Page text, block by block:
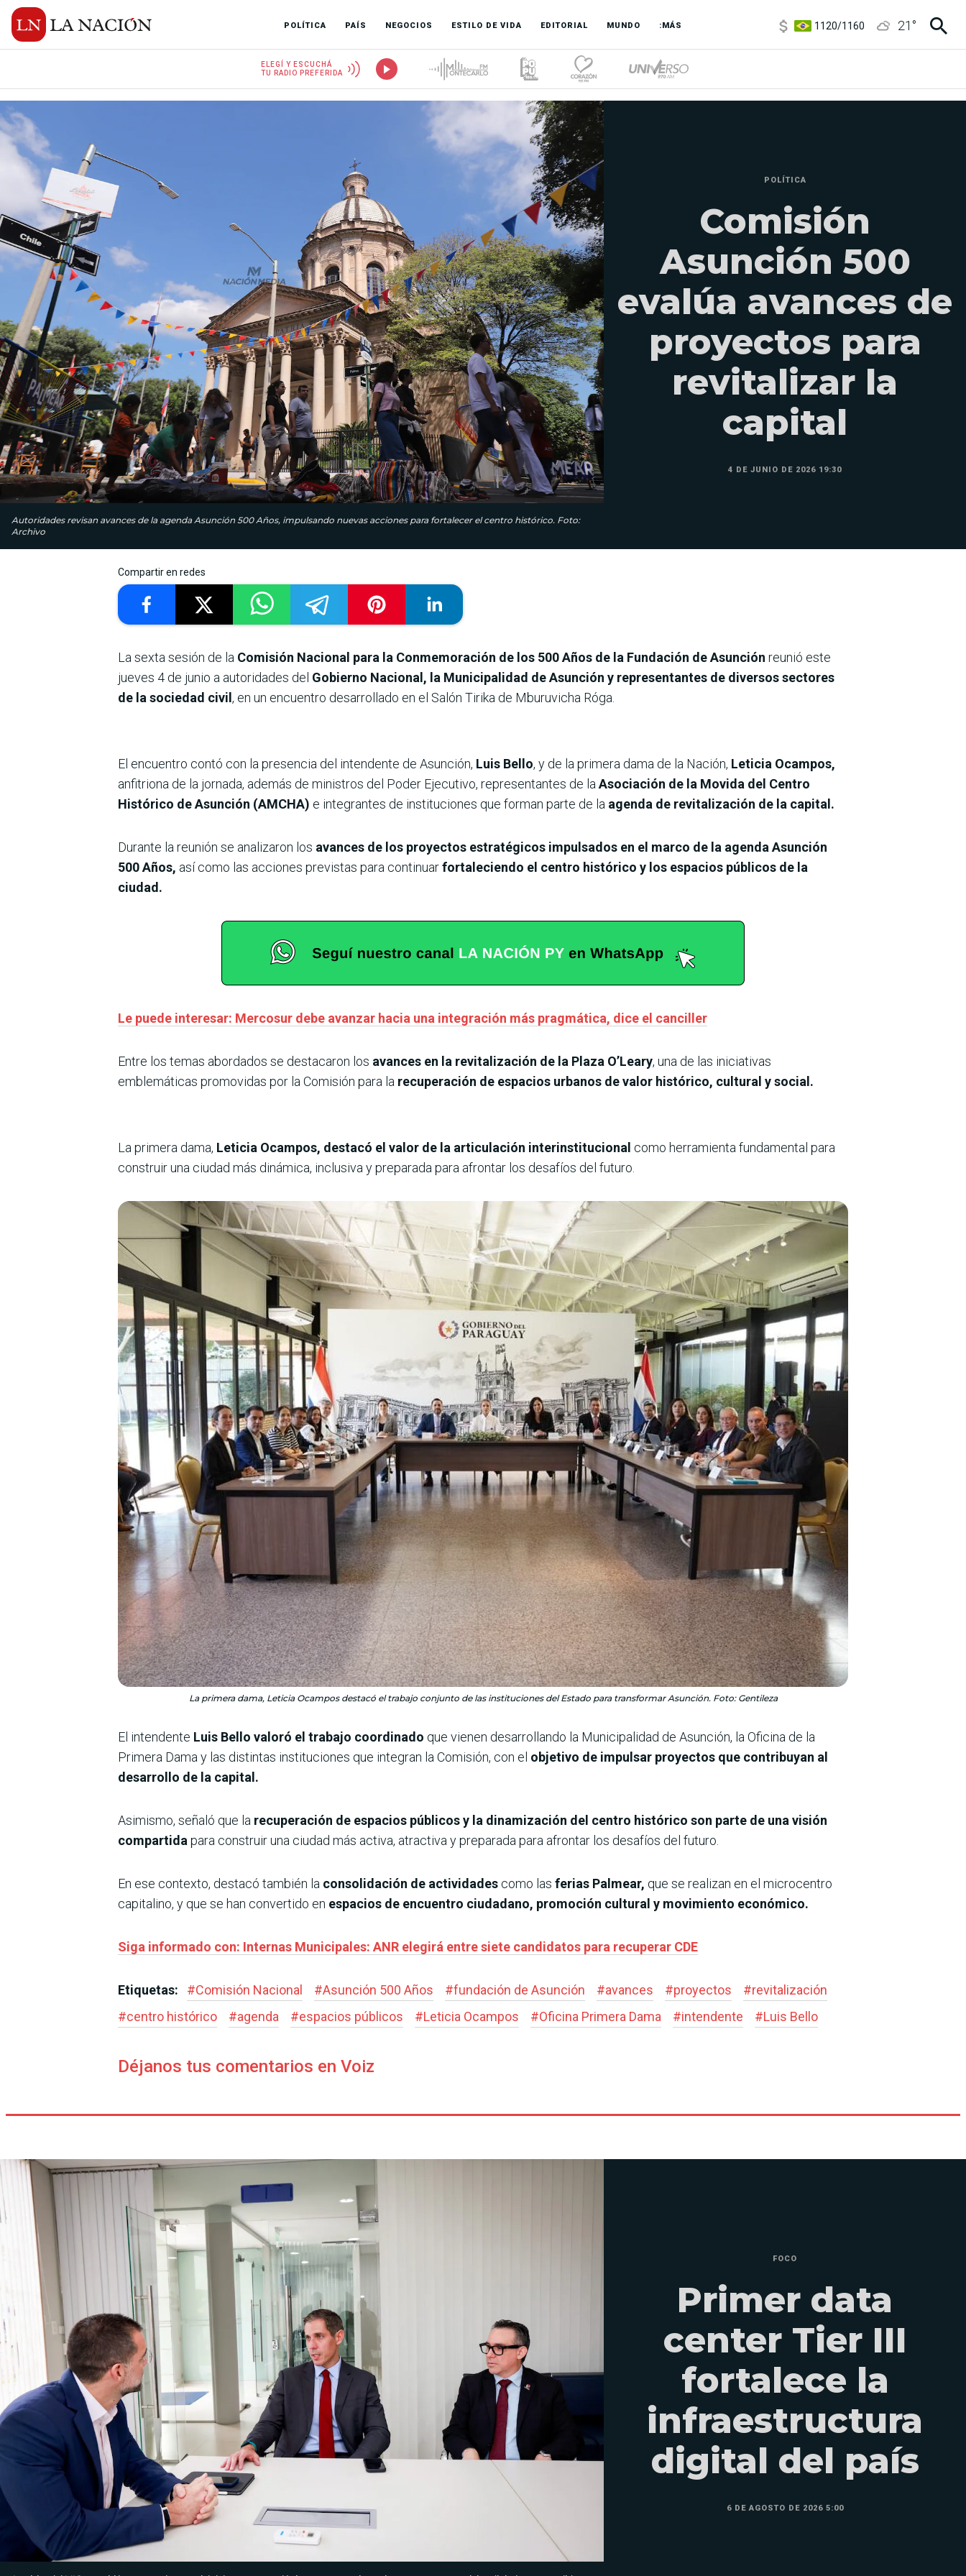
POLÍTICA PAÍS NEGOCIOS ESTILO DE VIDA EDITORIAL MUNDO :MÁS
3,6/3,9
21 °
ELEGÍ Y ESCUCHÁ
TU RADIO PREFERIDA
Autoridades revisan avances de la agenda Asunción 500 Años, impulsando nuevas acciones para fortalecer el centro histórico. Foto:
Archivo
POLÍTICA
Comisión
Asunción 500
evalúa avances de
proyectos para
revitalizar la
capital
4 DE JUNIO DE 2026 19:30
Compartir en redes
La sexta sesión de la Comisión Nacional para la Conmemoración de los 500 Años de la Fundación de Asunción reunió este
jueves 4 de junio a autoridades del Gobierno Nacional, la Municipalidad de Asunción y representantes de diversos sectores
de la sociedad civil, en un encuentro desarrollado en el Salón Tirika de Mburuvicha Róga.
El encuentro contó con la presencia del intendente de Asunción, Luis Bello, y de la primera dama de la Nación, Leticia Ocampos,
anfitriona de la jornada, además de ministros del Poder Ejecutivo, representantes de la Asociación de la Movida del Centro
Histórico de Asunción (AMCHA) e integrantes de instituciones que forman parte de la agenda de revitalización de la capital.
Durante la reunión se analizaron los avances de los proyectos estratégicos impulsados en el marco de la agenda Asunción
500 Años, así como las acciones previstas para continuarfortaleciendo el centro histórico y los espacios públicos de la
ciudad.
Le puede interesar: Mercosur debe avanzar hacia una integración más pragmática, dice el canciller
Entre los temas abordados se destacaron los avances en la revitalización de la Plaza O’Leary, una de las iniciativas
emblemáticas promovidas por la Comisión para la recuperación de espacios urbanos de valor histórico, cultural y social.
La primera dama, Leticia Ocampos, destacó el valor de la articulación interinstitucional como herramienta fundamental para
construir una ciudad más dinámica, inclusiva y preparada para afrontar los desafíos del futuro.
La primera dama, Leticia Ocampos destacó el trabajo conjunto de las instituciones del Estado para transformar Asunción. Foto: Gentileza
El intendente Luis Bello valoró el trabajo coordinado que vienen desarrollando la Municipalidad de Asunción, la Oficina de la
Primera Dama y las distintas instituciones que integran la Comisión, con el objetivo de impulsar proyectos que contribuyan al
desarrollo de la capital.
Asimismo, señaló que la recuperación de espacios públicos y la dinamización del centro histórico son parte de una visión
compartidapara construir una ciudad más activa, atractiva y preparada para afrontar los desafíos del futuro.
En ese contexto, destacó también la consolidación de actividades como las ferias Palmear, que se realizan en el microcentro
capitalino, y que se han convertido en espacios de encuentro ciudadano, promoción cultural y movimiento económico.
Siga informado con: Internas Municipales: ANR elegirá entre siete candidatos para recuperar CDE
Etiquetas: #Comisión Nacional #Asunción 500 Años #fundación de Asunción #avances #proyectos #revitalización
#centro histórico #agenda #espacios públicos #Leticia Ocampos #Oficina Primera Dama #intendente #Luis Bello
Déjanos tus comentarios en Voiz
FOCO
Primer data
center Tier III
fortalece la
infraestructura
digital del país
6 DE AGOSTO DE 2026 5:00